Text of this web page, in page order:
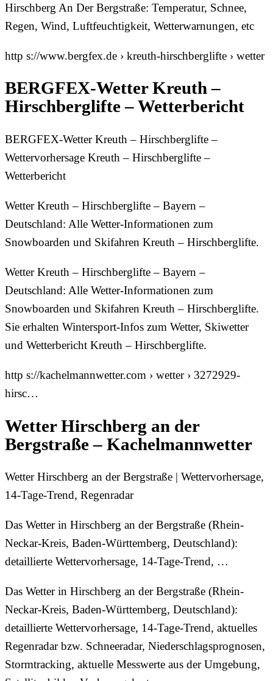
Hirschberg An Der Bergstraße: Temperatur, Schnee,
Regen, Wind, Luftfeuchtigkeit, Wetterwarnungen, etc
http s://www.bergfex.de › kreuth-hirschberglifte › wetter
BERGFEX-Wetter Kreuth –
Hirschberglifte – Wetterbericht
BERGFEX-Wetter Kreuth – Hirschberglifte –
Wettervorhersage Kreuth – Hirschberglifte –
Wetterbericht
Wetter Kreuth – Hirschberglifte – Bayern –
Deutschland: Alle Wetter-Informationen zum
Snowboarden und Skifahren Kreuth – Hirschberglifte.
Wetter Kreuth – Hirschberglifte – Bayern –
Deutschland: Alle Wetter-Informationen zum
Snowboarden und Skifahren Kreuth – Hirschberglifte.
Sie erhalten Wintersport-Infos zum Wetter, Skiwetter
und Wetterbericht Kreuth – Hirschberglifte.
http s://kachelmannwetter.com › wetter › 3272929-
hirsc…
Wetter Hirschberg an der
Bergstraße – Kachelmannwetter
Wetter Hirschberg an der Bergstraße | Wettervorhersage,
14-Tage-Trend, Regenradar
Das Wetter in Hirschberg an der Bergstraße (Rhein-
Neckar-Kreis, Baden-Württemberg, Deutschland):
detaillierte Wettervorhersage, 14-Tage-Trend, …
Das Wetter in Hirschberg an der Bergstraße (Rhein-
Neckar-Kreis, Baden-Württemberg, Deutschland):
detaillierte Wettervorhersage, 14-Tage-Trend, aktuelles
Regenradar bzw. Schneeradar, Niederschlagsprognosen,
Stormtracking, aktuelle Messwerte aus der Umgebung,